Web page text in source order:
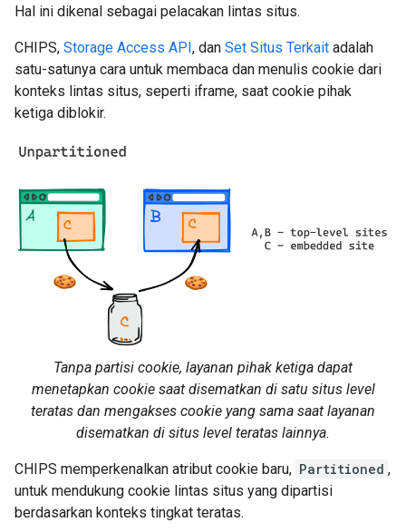
Hal ini dikenal sebagai pelacakan lintas situs.
CHIPS, Storage Access API, dan Set Situs Terkait adalah
satu-satunya cara untuk membaca dan menulis cookie dari
konteks lintas situs, seperti iframe, saat cookie pihak
ketiga diblokir.
Tanpa partisi cookie, layanan pihak ketiga dapat
menetapkan cookie saat disematkan di satu situs level
teratas dan mengakses cookie yang sama saat layanan
disematkan di situs level teratas lainnya.
CHIPS memperkenalkan atribut cookie baru, Partitioned ,
untuk mendukung cookie lintas situs yang dipartisi
berdasarkan konteks tingkat teratas.